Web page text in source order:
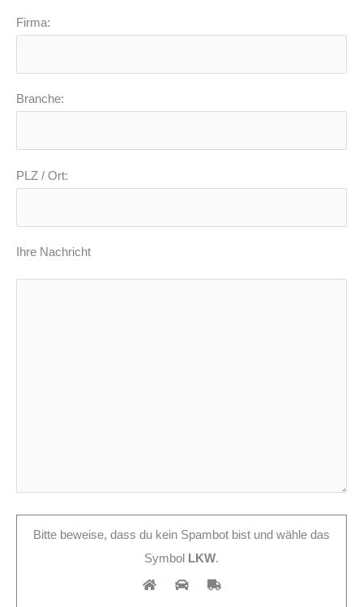
Firma:
Branche:
PLZ / Ort:
Ihre Nachricht
Bitte beweise, dass du kein Spambot bist und wähle das
Symbol
LKW.